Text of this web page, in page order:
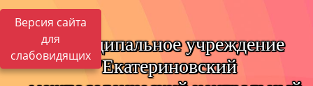
Версия сайта
для
слабовидящих
Муниципальное учреждение
"Екатериновский